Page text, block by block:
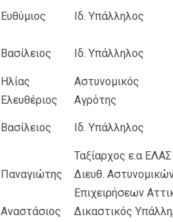
Ευθύμιος Ιδ. Υπάλληλος
Βασίλειος Ιδ. Υπάλληλος
Ηλίας
Αστυνομικός
Ελευθέριος Αγρότης
Βασίλειος Ιδ. Υπάλληλος
Παναγιώτης
Ταξίαρχος ε.α ΕΛΑΣ
Διευθ.
Επιχειρήσεων
Αναστάσιος Δικαστικός